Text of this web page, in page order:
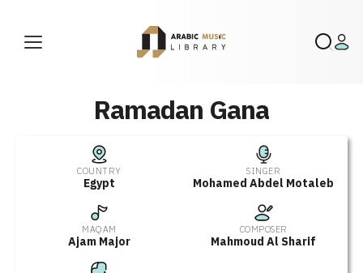
Ramadan Gana
COUNTRY
Egypt
SINGER
Mohamed Abdel Motaleb
MAQAM
Ajam Major
COMPOSER
Mahmoud Al Sharif